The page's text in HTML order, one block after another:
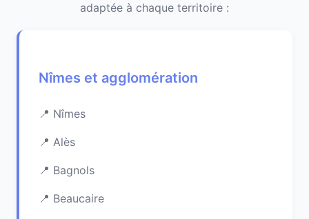
adaptée à chaque territoire :
Nîmes et agglomération
Nîmes
Alès
Bagnols
Beaucaire